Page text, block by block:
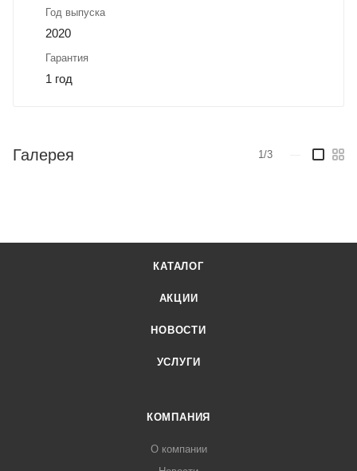
Год выпуска
2020
Гарантия
1 год
Галерея 1/3
КАТАЛОГ
АКЦИИ
НОВОСТИ
УСЛУГИ
КОМПАНИЯ
О компании